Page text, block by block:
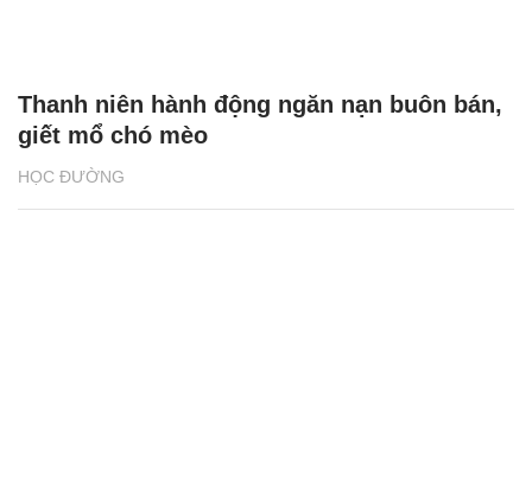
HỌC ĐƯỜNG
Thanh niên hành động ngăn nạn buôn bán,
giết mổ chó mèo